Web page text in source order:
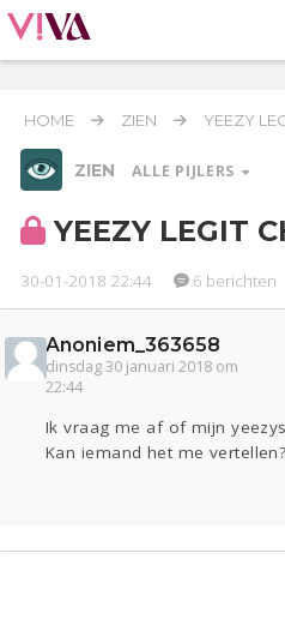
HOME ZIEN YEEZY
ZIEN ALLE PIJLERS
Relaties
Werk & Studie
Seks
Gezondheid
YEEZY LEGIT
30-01-2018 22:44 6 berichten
Anoniem_363658
dinsdag 30 januari 2018 om
22:44
Ik vraag me af of mijn
Kan iemand het me vertellen?